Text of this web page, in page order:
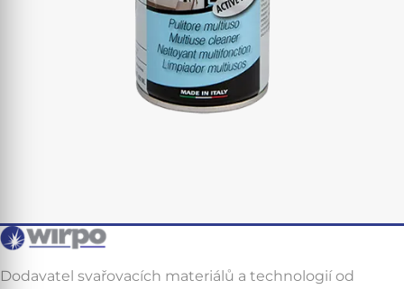
Dodavatel svařovacích materiálů a technologií od